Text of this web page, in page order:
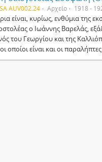
AUV002.24 Αρχείο 1918 -
είναι, κυρίως, ενθύμια της
ο Ιωάννης Βαρελάς,
του Γεωργίου και της
οποίοι είναι και οι